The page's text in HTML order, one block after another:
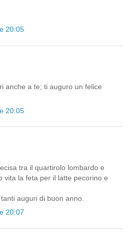
20:05
anche a te; ti auguro un felice
20:05
tra il quartirolo lombardo e
vita la feta per il latte pecorino e
auguri di buon anno.
20:07